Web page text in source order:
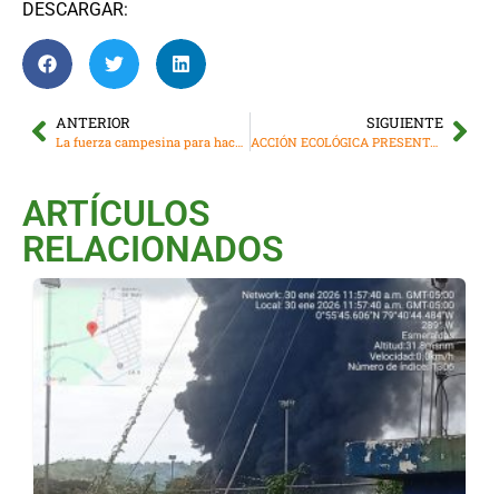
DESCARGAR:
ANTERIOR
La fuerza campesina para hacer frente a los tratados de libre comercio
SIGUIENTE
ACCIÓN ECOLÓGICA PRESENTA AMICUS CURIAE POR LAS PREGUNTAS 7 Y 8 DE LA CONSULTA POPULAR
ARTÍCULOS
RELACIONADOS